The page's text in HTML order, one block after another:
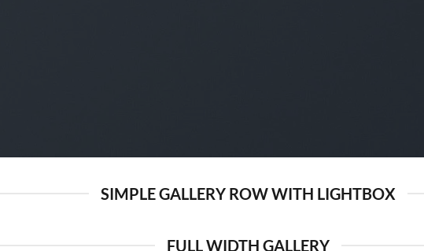
SIMPLE GALLERY ROW WITH LIGHTBOX
FULL WIDTH GALLERY